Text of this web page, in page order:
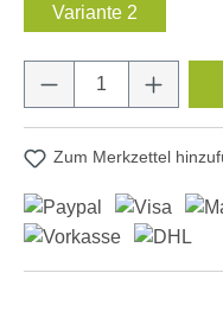
Variante 2
Produkt
Zum Merkzettel